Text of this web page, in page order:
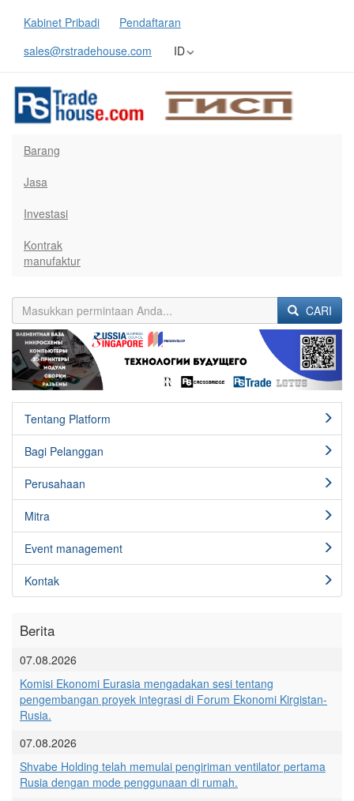
Kabinet Pribadi
Pendaftaran
sales@rstradehouse.com
ID
Barang
Jasa
Investasi
Kontrak
manufaktur
CARI
Previous Next
Tentang Platform
Bagi Pelanggan
Perusahaan
Mitra
Event management
Kontak
Berita
07.08.2026
Komisi Ekonomi Eurasia mengadakan sesi tentang
pengembangan proyek integrasi di Forum Ekonomi Kirgistan-
Rusia.
07.08.2026
Shvabe Holding telah memulai pengiriman ventilator pertama
Rusia dengan mode penggunaan di rumah.